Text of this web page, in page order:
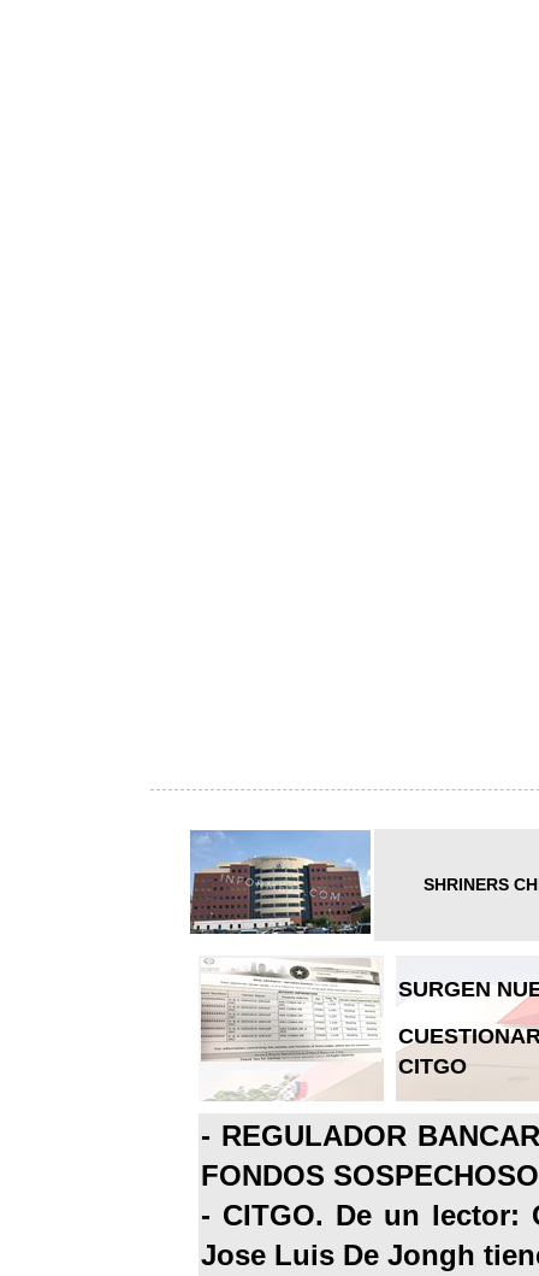
SHRINERS
SURGEN
CITGO
- REGULADOR
FONDOS
- CITGO. De un lector:
Jose Luis De Jongh